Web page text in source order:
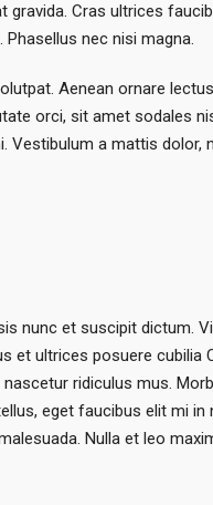
Cras ultrices
nec nisi magna.
Aenean ornare
orci, sit amet sodales
a mattis
nunc et suscipit dictum.
ultrices posuere
ridiculus mus.
eget faucibus elit mi
Nulla et leo